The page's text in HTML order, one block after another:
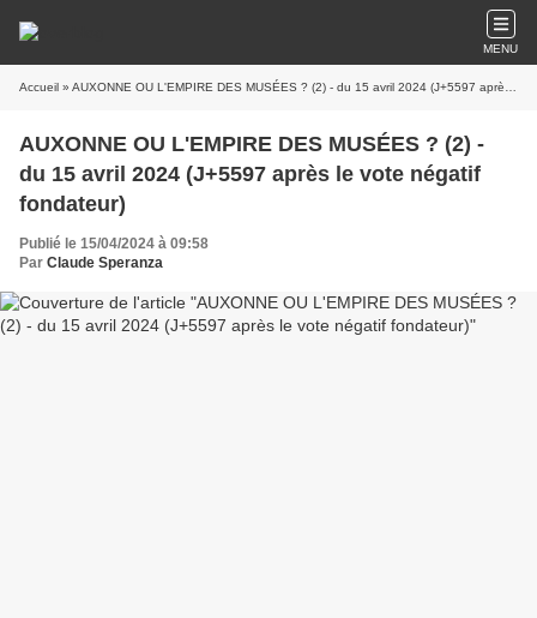
MENU
Accueil » AUXONNE OU L'EMPIRE DES MUSÉES ? (2) - du 15 avril 2024 (J+5597 après le vote négatif fondateur)
AUXONNE OU L'EMPIRE DES MUSÉES ? (2) -
du 15 avril 2024 (J+5597 après le vote négatif
fondateur)
Publié le 15/04/2024 à 09:58
Par Claude Speranza